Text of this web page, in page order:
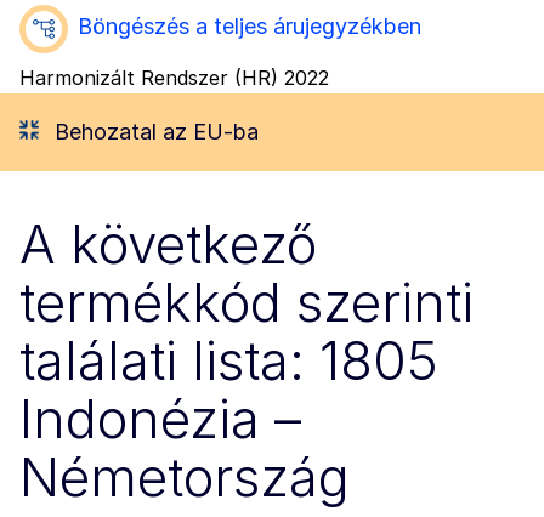
Böngészés a teljes árujegyzékben
Harmonizált Rendszer (HR) 2022
Behozatal az EU-ba
A következő
termékkód szerinti
találati lista: 1805
Indonézia –
Németország